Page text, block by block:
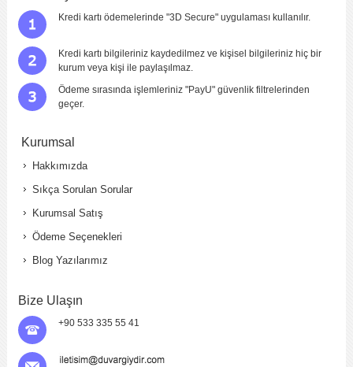
Kredi kartı ödemelerinde "3D Secure" uygulaması kullanılır.
Kredi kartı bilgileriniz kaydedilmez ve kişisel bilgileriniz hiç bir
kurum veya kişi ile paylaşılmaz.
Ödeme sırasında işlemleriniz "PayU" güvenlik filtrelerinden
geçer.
Kurumsal
Hakkımızda
Sıkça Sorulan Sorular
Kurumsal Satış
Ödeme Seçenekleri
Blog Yazılarımız
Bize Ulaşın
+90 533 335 55 41